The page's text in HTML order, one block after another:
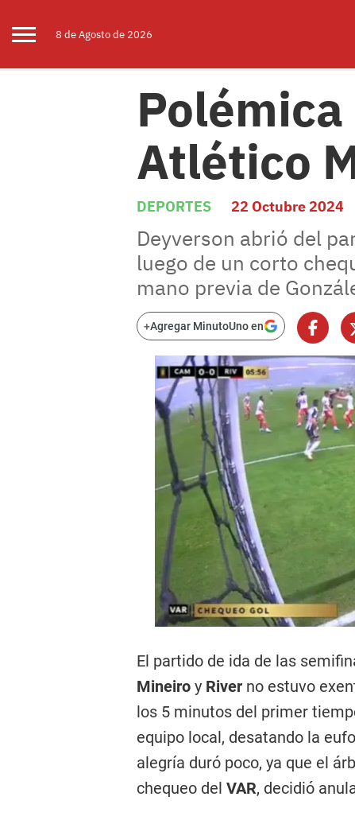
8 deAgostode 2026
Atlético
DEPORTES 22 Octubre 2024
Deyverson abrió del
luego de un corto
mano previa de
+Agregar MinutoUno en
El partido de ida de las
Mineiro y River no estuvo
los 5 minutos del primer
equipo local, desatando la
alegría duró poco, ya que el
chequeo del VAR, decidió